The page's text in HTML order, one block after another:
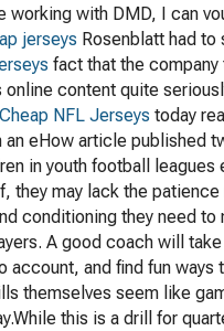
working with DMD, I can
jerseys Rosenblatt had to
fact that the company
online content quite
Cheap NFL Jerseys today
an eHow article published
in youth football leagues
they may lack the
conditioning they need to
A good coach will
account, and find fun ways
themselves seem like
this is a drill for